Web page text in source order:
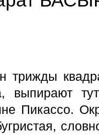
трижды
выпирают
Пикассо.